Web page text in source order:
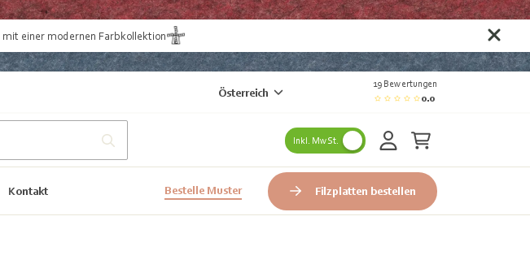
mit einer modernen Farbkollektion
Österreich
19 Bewertungen
0.0
Inkl. MwSt.
Kontakt Bestelle Muster Filzplatten bestellen